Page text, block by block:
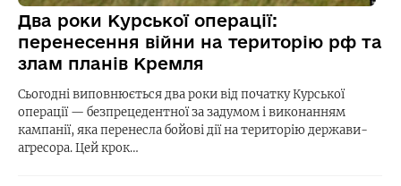
Два роки Курської операції:
перенесення війни на територію рф та
злам планів Кремля
Сьогодні виповнюється два роки від початку Курської
операції — безпрецедентної за задумом і виконанням
кампанії, яка перенесла бойові дії на територію держави-
агресора. Цей крок…